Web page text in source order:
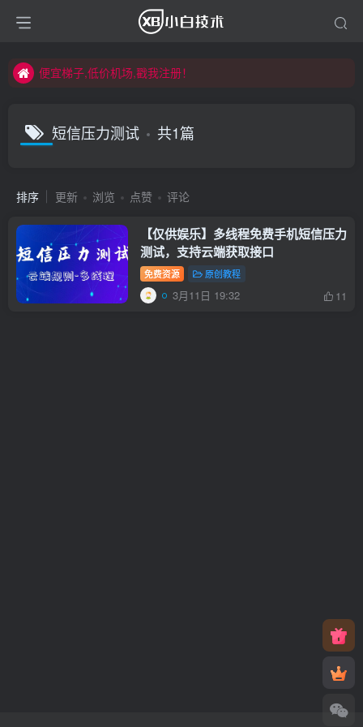
便宜梯子,低价机场,戳我注册！
便宜梯子,低价机场,戳我注册！
短信压力测试 共1篇
排序 更新 浏览 点赞 评论
【仅供娱乐】多线程免费手机短信压力
测试，支持云端获取接口
免费资源 原创教程
3月11日 19:32 11